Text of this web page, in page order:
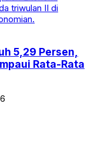
5,29 Persen,
Rata-Rata